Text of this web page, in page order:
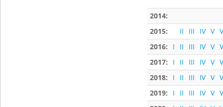
2014:
2015:
II III IV V
2016:
I II III IV V
2017:
I II III IV V
2018:
I II III IV V
2019:
I II III IV V